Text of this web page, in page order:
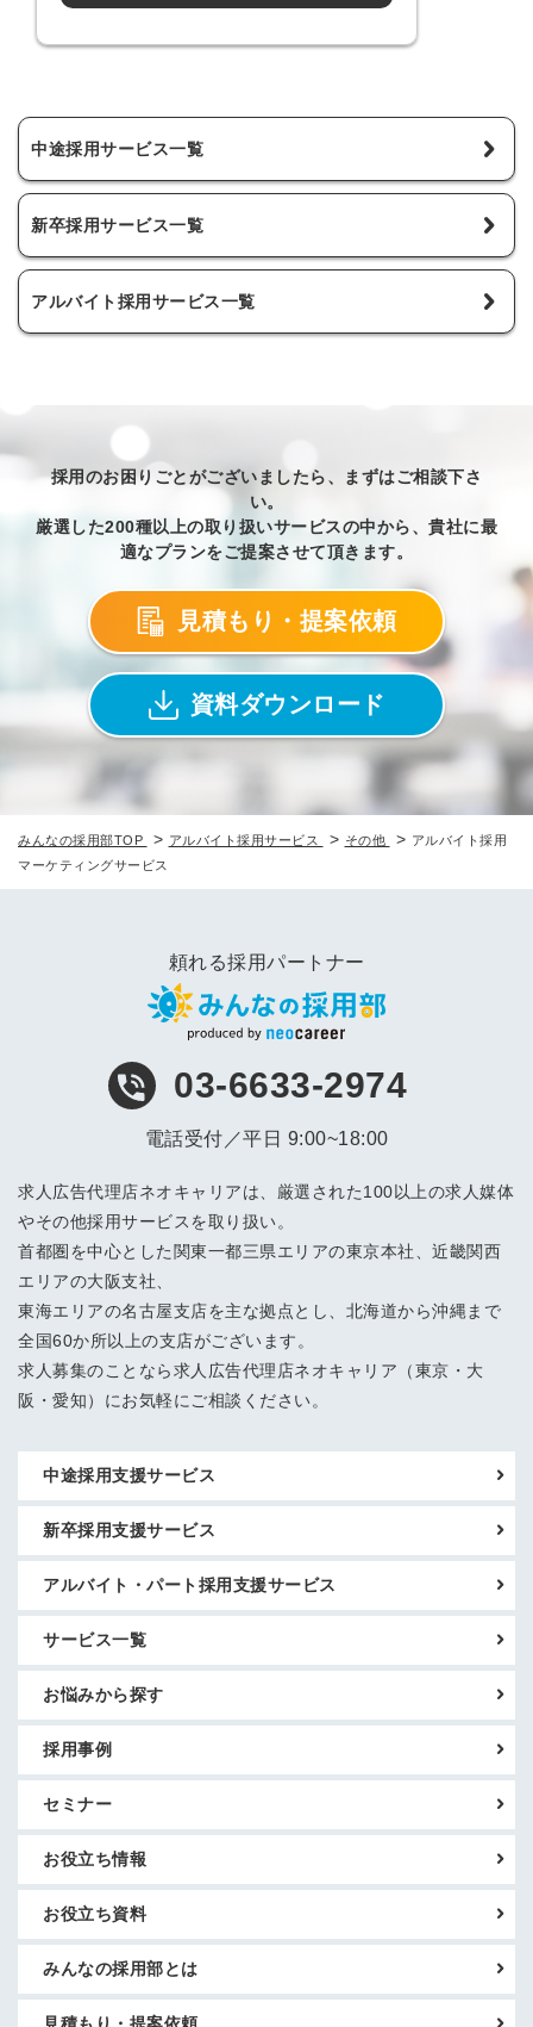
中途採用サービス一覧
新卒採用サービス一覧
アルバイト採用サービス一覧
採用のお困りごとがございましたら、まずはご相談下さ
い。
厳選した200種以上の取り扱いサービスの中から、貴社に最
適なプランをご提案させて頂きます。
見積もり・提案依頼
資料ダウンロード
みんなの採用部TOP > アルバイト採用サービス > その他 > アルバイト採用
マーケティングサービス
頼れる採用パートナー
03-6633-2974
電話受付／平日 9:00~18:00
求人広告代理店ネオキャリアは、厳選された100以上の求人媒体
やその他採用サービスを取り扱い。
首都圏を中心とした関東一都三県エリアの東京本社、近畿関西
エリアの大阪支社、
東海エリアの名古屋支店を主な拠点とし、北海道から沖縄まで
全国60か所以上の支店がございます。
求人募集のことなら求人広告代理店ネオキャリア（東京・大
阪・愛知）にお気軽にご相談ください。
中途採用支援サービス
新卒採用支援サービス
アルバイト・パート採用支援サービス
サービス一覧
お悩みから探す
採用事例
セミナー
お役立ち情報
お役立ち資料
みんなの採用部とは